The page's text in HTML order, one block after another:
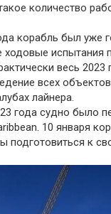
количество
корабль был уже
ходовые испытания
весь 2023
всех
лайнера.
года судно было
10 января
подготовиться к